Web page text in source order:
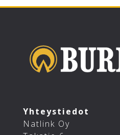
Yhteystiedot
Natlink Oy